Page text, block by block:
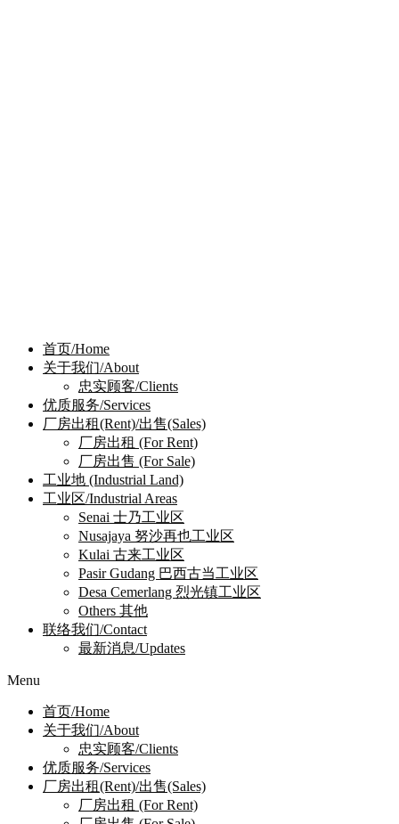
首页/Home
关于我们/About
忠实顾客/Clients
优质服务/Services
厂房出租(Rent)/出售(Sales)
厂房出租 (For Rent)
厂房出售 (For Sale)
工业地 (Industrial Land)
工业区/Industrial Areas
Senai 士乃工业区
Nusajaya 努沙再也工业区
Kulai 古来工业区
Pasir Gudang 巴西古当工业区
Desa Cemerlang 烈光镇工业区
Others 其他
联络我们/Contact
最新消息/Updates
Menu
首页/Home
关于我们/About
忠实顾客/Clients
优质服务/Services
厂房出租(Rent)/出售(Sales)
厂房出租 (For Rent)